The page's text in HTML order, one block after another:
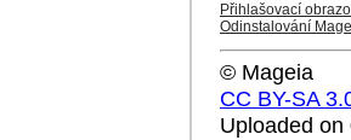
Přihlašovací
Odinstalování
© Mageia
CC BY-SA
Uploaded